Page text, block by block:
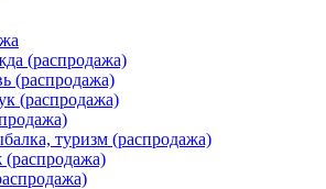
(распродажа)
(распродажа)
(распродажа)
туризм (распродажа)
(распродажа)